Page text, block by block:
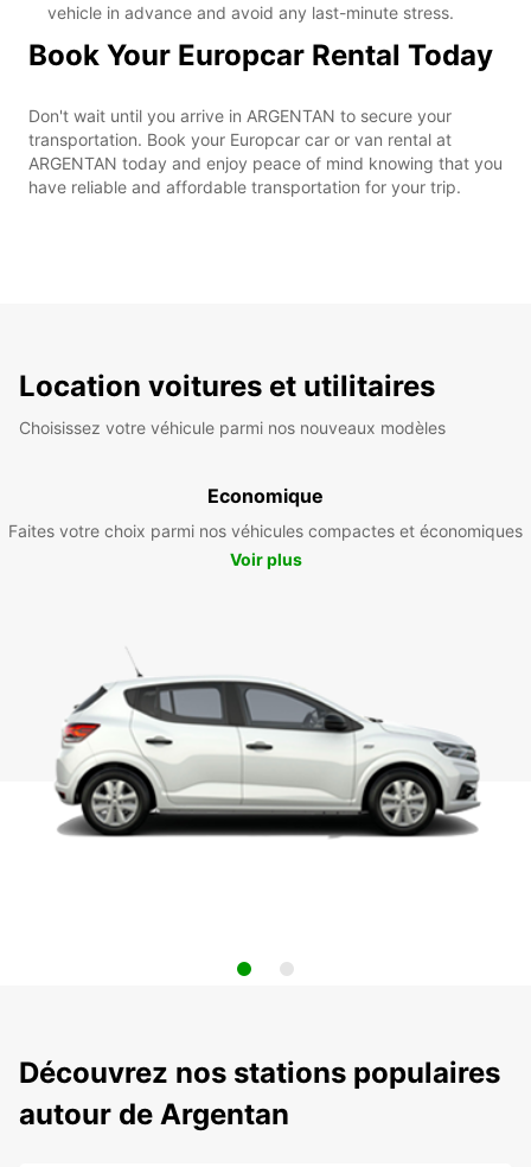
vehicle in advance and avoid any last-minute stress.
Book Your Europcar Rental Today
Don't wait until you arrive in ARGENTAN to secure your
transportation. Book your Europcar car or van rental at
ARGENTAN today and enjoy peace of mind knowing that you
have reliable and affordable transportation for your trip.
Location voitures et utilitaires
Choisissez votre véhicule parmi nos nouveaux modèles
Economique
Faites votre choix parmi nos véhicules compactes et économiques
Voir plus
Découvrez nos stations populaires
autour de Argentan